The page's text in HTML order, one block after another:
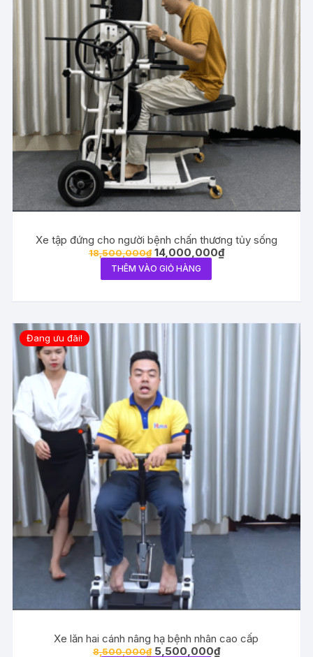
Xe tập đứng cho người bệnh chấn thương tủy sống
18,500,000₫ Giá
gốc
là:
18,500,000₫.
14,000,000₫Giá
hiện
THÊM VÀO GIỎ HÀNG
Đang ưu đãi!
Xe lăn hai cánh nâng hạ bệnh nhân cao cấp
8,500,000₫ Giá
5,500,000₫Giá